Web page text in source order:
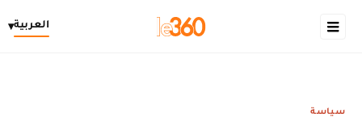
العربية▾
سياسة